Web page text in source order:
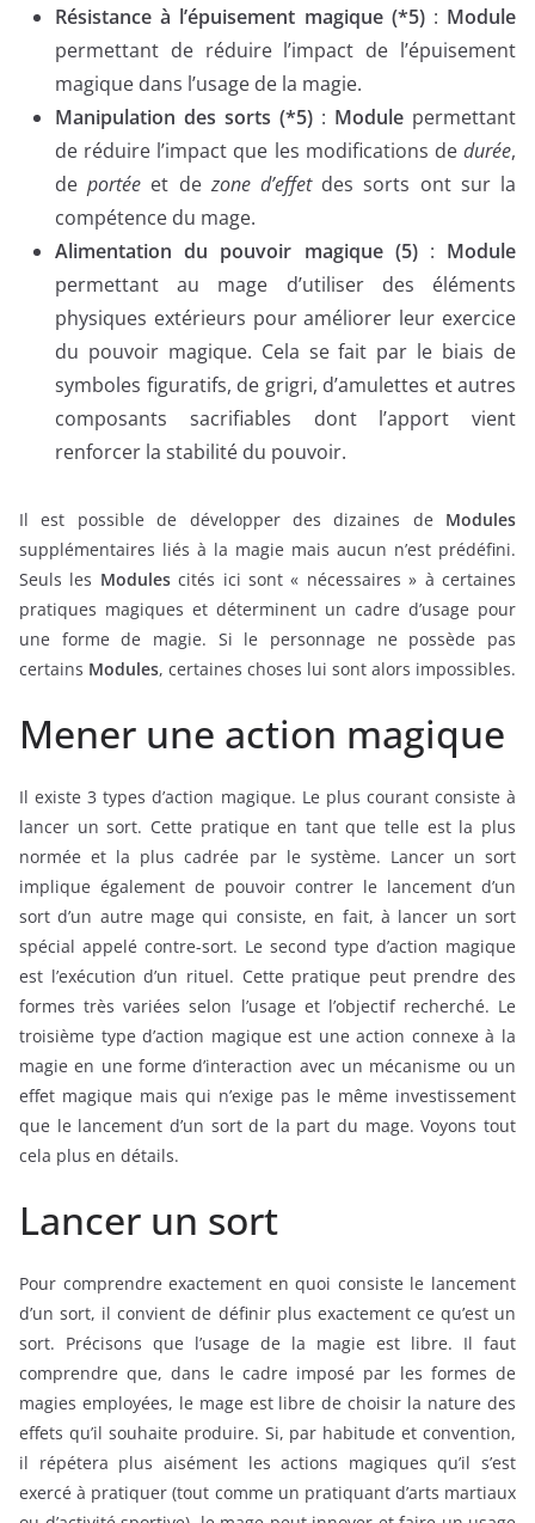
Résistance à l’épuisement magique (*5): Module
permettant de réduire l’impact de l’épuisement
magique dans l’usage de la magie.
Manipulation des sorts (*5) : Module permettant
de réduire l’impact que les modifications de durée,
deportée et dezone d’effetdes sorts ont sur la
compétence du mage.
Alimentation du pouvoir magique (5): Module
permettant au mage d’utiliser des éléments
physiques extérieurs pour améliorer leur exercice
du pouvoir magique. Cela se fait par le biais de
symboles figuratifs, de grigri, d’amulettes et autres
composants sacrifiables dont l’apport vient
renforcer la stabilité du pouvoir.
Il est possible de développer des dizaines de Modules
supplémentaires liés à la magie mais aucun n’est prédéfini.
Seuls les Modulescités ici sont « nécessaires » à certaines
pratiques magiques et déterminent un cadre d’usage pour
une forme de magie. Si le personnage ne possède pas
certains Modules, certaines choses lui sont alors impossibles.
Mener une action magique
Il existe 3 types d’action magique. Le plus courant consiste à
lancer un sort. Cette pratique en tant que telle est la plus
normée et la plus cadrée par le système. Lancer un sort
implique également de pouvoir contrer le lancement d’un
sort d’un autre mage qui consiste, en fait, à lancer un sort
spécial appelé contre-sort. Le second type d’action magique
est l’exécution d’un rituel. Cette pratique peut prendre des
formes très variées selon l’usage et l’objectif recherché. Le
troisième type d’action magique est une action connexe à la
magie en une forme d’interaction avec un mécanisme ou un
effet magique mais qui n’exige pas le même investissement
que le lancement d’un sort de la part du mage. Voyons tout
cela plus en détails.
Lancer un sort
Pour comprendre exactement en quoi consiste le lancement
d’un sort, il convient de définir plus exactement ce qu’est un
sort. Précisons que l’usage de la magie est libre. Il faut
comprendre que, dans le cadre imposé par les formes de
magies employées, le mage est libre de choisir la nature des
effets qu’il souhaite produire. Si, par habitude et convention,
il répétera plus aisément les actions magiques qu’il s’est
exercé à pratiquer (tout comme un pratiquant d’arts martiaux